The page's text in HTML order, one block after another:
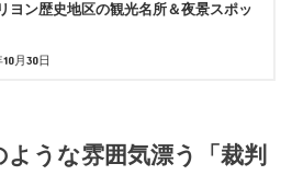
ヨン歴史地区の観光名所＆夜景スポッ
10月30日
うな雰囲気漂う「裁判